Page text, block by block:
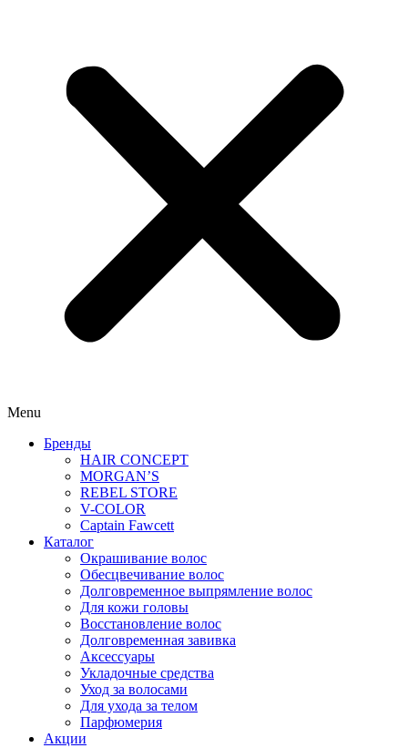
Menu
Бренды
HAIR CONCEPT
MORGAN’S
REBEL STORE
V-COLOR
Captain Fawcett
Каталог
Окрашивание волос
Обесцвечивание волос
Долговременное выпрямление волос
Для кожи головы
Восстановление волос
Долговременная завивка
Аксессуары
Укладочные средства
Уход за волосами
Для ухода за телом
Парфюмерия
Акции